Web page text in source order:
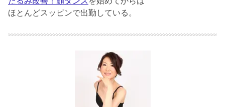
ほとんどスッピンで出勤している。